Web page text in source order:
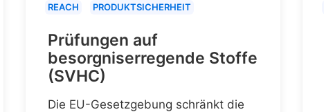
REACH PRODUKTSICHERHEIT
Prüfungen auf
besorgniserregende Stoffe
(SVHC)
Die EU-Gesetzgebung schränkt die